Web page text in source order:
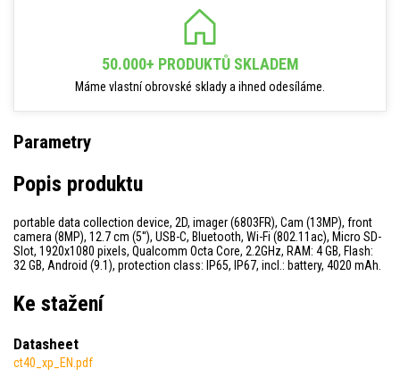
50.000+ PRODUKTŮ SKLADEM
Máme vlastní obrovské sklady a ihned odesíláme.
Parametry
Popis produktu
portable data collection device, 2D, imager (6803FR), Cam (13MP), front
camera (8MP), 12.7 cm (5''), USB-C, Bluetooth, Wi-Fi (802.11ac), Micro SD-
Slot, 1920x1080 pixels, Qualcomm Octa Core, 2.2GHz, RAM: 4 GB, Flash:
32 GB, Android (9.1), protection class: IP65, IP67, incl.: battery, 4020 mAh.
Ke stažení
Datasheet
ct40_xp_EN.pdf